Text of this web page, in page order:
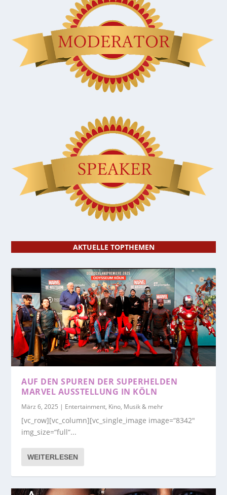
AKTUELLE TOPTHEMEN
AUF DEN SPUREN DER SUPERHELDEN
MARVEL AUSSTELLUNG IN KÖLN
März 6, 2025 | Entertainment, Kino, Musik & mehr
[vc_row][vc_column][vc_single_image image=“8342″
img_size=“full“...
WEITERLESEN